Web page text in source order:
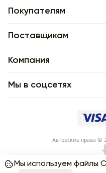
Покупателям
Поставщикам
Компания
Мы в соцсетях
Авторские права
Мы используем файлы